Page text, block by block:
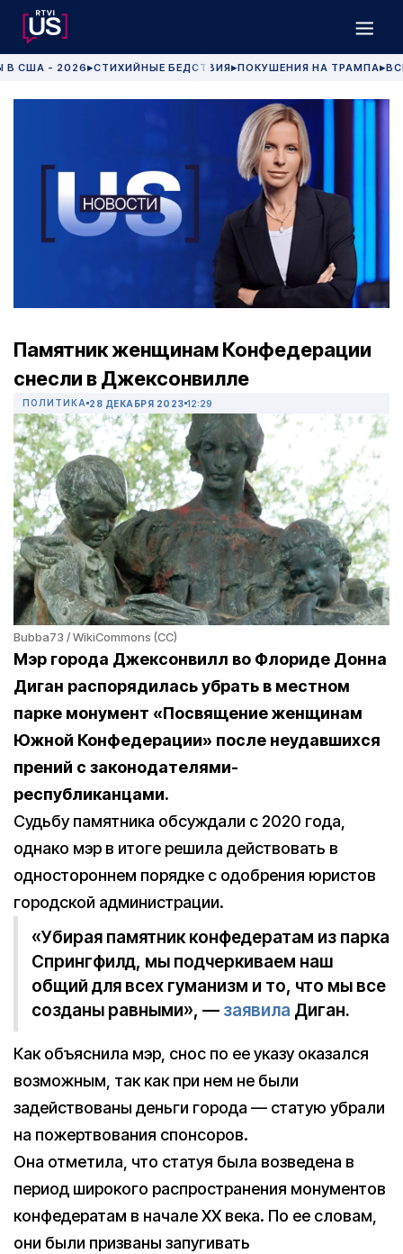
В США - 2026 ▶СТИХИЙНЫЕ БЕДСТВИЯ▶ПОКУШЕНИЯ НА ТРАМПА▶
Памятник женщинам Конфедерации
снесли в Джексонвилле
ПОЛИТИКА 28 ДЕКАБРЯ 2023 12:29
Bubba73 / WikiCommons (CC)
Мэр города Джексонвилл во Флориде Донна
Диган распорядилась убрать в местном
парке монумент «Посвящение женщинам
Южной Конфедерации» после неудавшихся
прений с законодателями-
республиканцами.
Судьбу памятника обсуждали с 2020 года,
однако мэр в итоге решила действовать в
одностороннем порядке с одобрения юристов
городской администрации.
«Убирая памятник конфедератам из парка
Спрингфилд, мы подчеркиваем наш
общий для всех гуманизм и то, что мы все
созданы равными», — заявила Диган.
Как объяснила мэр, снос по ее указу оказался
возможным, так как при нем не были
задействованы деньги города — статую убрали
на пожертвования спонсоров.
Она отметила, что статуя была возведена в
период широкого распространения монументов
конфедератам в начале XX века. По ее словам,
они были призваны запугивать